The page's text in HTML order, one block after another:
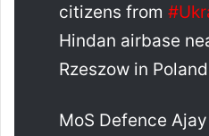
citizens from
Hindan airbase
Rzeszow in Poland
MoS Defence